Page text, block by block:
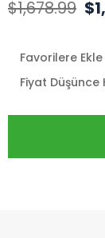
$1,678.99
Favorilere Ekle
Fiyat Düşünce